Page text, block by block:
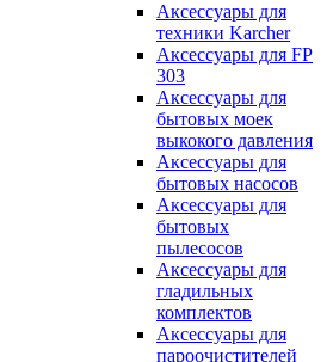
Аксессуары для
техники Karcher
Аксессуары для FP
303
Аксессуары для
бытовых моек
выкокого давления
Аксессуары для
бытовых насосов
Аксессуары для
бытовых
пылесосов
Аксессуары для
гладильных
комплектов
Аксессуары для
пароочистителей